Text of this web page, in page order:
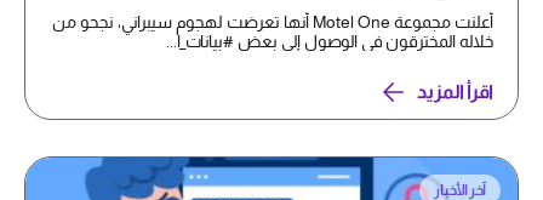
أعلنت مجموعة Motel One أنها تعرضت لهجوم سيبراني، نجحو من
خلاله المخترقون في الوصول إلى بعض #بيانات_ا...
اقرأ المزيد
آخر الأخبار